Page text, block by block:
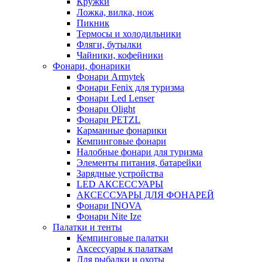
Ложка, вилка, нож
Пикник
Термосы и холодильники
Фляги, бутылки
Чайники, кофейники
Фонари, фонарики
Фонари Armytek
Фонари Fenix для туризма
Фонари Led Lenser
Фонари Olight
Фонари PETZL
Карманные фонарики
Кемпинговые фонари
Налобные фонари для туризма
Элементы питания, батарейки
Зарядные устройства
LED АКСЕССУАРЫ
АКСЕССУАРЫ ДЛЯ ФОНАРЕЙ
Фонари INOVA
Фонари Nite Ize
Палатки и тенты
Кемпинговые палатки
Аксессуары к палаткам
Для рыбалки и охоты